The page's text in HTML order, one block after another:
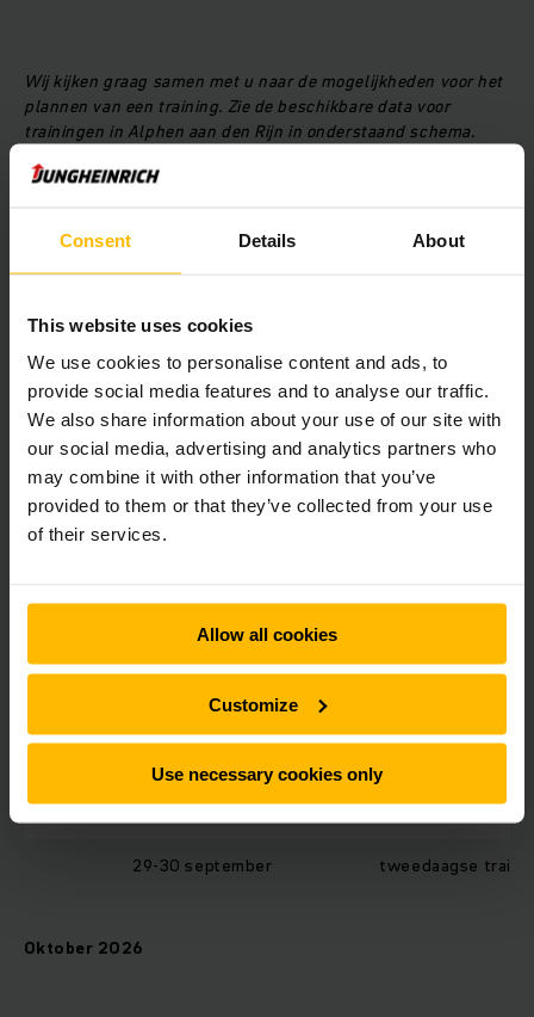
Consent Details About
This website uses cookies
We use cookies to personalise content and ads, to
provide social media features and to analyse our traffic.
We also share information about your use of our site with
our social media, advertising and analytics partners who
may combine it with other information that you’ve
provided to them or that they’ve collected from your use
of their services.
Allow all cookies
Customize
Use necessary cookies only
Wij kijken graag samen met u naar de mogelijkheden voor het
plannen van een training. Zie de beschikbare data voor
trainingen in Alphen aan den Rijn in onderstaand schema.
25 augustus
26 augustus
25-26 augustus tweedaagse
September 2026
9 september eendaagse
8-9 september tweedaagse
30 september eendaagse
29-30 september tweedaagse
Oktober 2026